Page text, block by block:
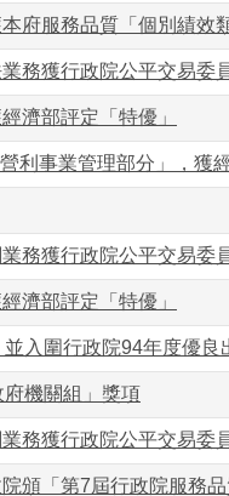
府服務品質「個別績效
務獲行政院公平交易委
濟部評定「特優」
利事業管理部分」，獲
務獲行政院公平交易委
濟部評定「特優」
入圍行政院94年度優良
機關組」獎項
務獲行政院公平交易委
頒「第7屆行政院服務品